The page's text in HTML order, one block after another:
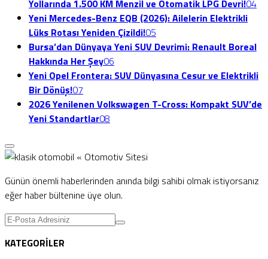
Yollarında 1.500 KM Menzil ve Otomatik LPG Devri!04
Yeni Mercedes-Benz EQB (2026): Ailelerin Elektrikli
Lüks Rotası Yeniden Çizildi!05
Bursa’dan Dünyaya Yeni SUV Devrimi: Renault Boreal
Hakkında Her Şey06
Yeni Opel Frontera: SUV Dünyasına Cesur ve Elektrikli
Bir Dönüş!07
2026 Yenilenen Volkswagen T-Cross: Kompakt SUV’de
Yeni Standartlar08
Günün önemli haberlerinden anında bilgi sahibi olmak istiyorsanız
eğer haber bültenine üye olun.
KATEGORİLER